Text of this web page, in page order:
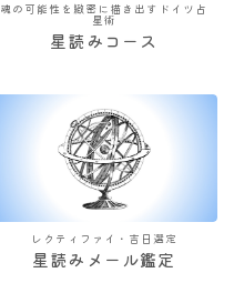
魂の可能性を緻密に描き出すドイツ占
星術
星読みコース
レクティファイ・吉日選定
星読みメール鑑定